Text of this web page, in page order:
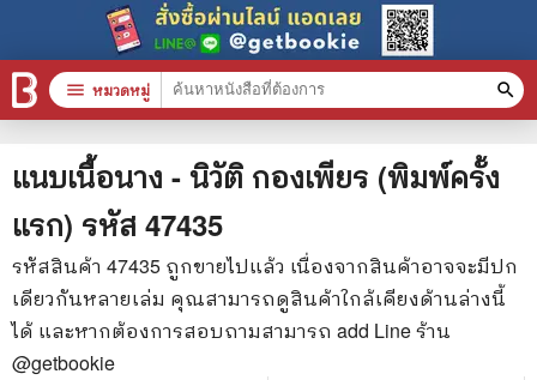
แนบเนื้อนาง - นิวัติ กองเพียร (พิมพ์ครั้ง
แรก) รหัส 47435
รหัสสินค้า 47435 ถูกขายไปแล้ว เนื่องจากสินค้าอาจจะมีปก
เดียวกันหลายเล่ม คุณสามารถดูสินค้าใกล้เคียงด้านล่างนี้
ได้ และหากต้องการสอบถามสามารถ add Line ร้าน
@getbookie
menu หมวดหมู่ search
หมวดหมู่สินค้า clear
หนังสือทั้งหมด
stars สินค้าใช้เฉพาะแต้มเท่านั้น
📚 หนังสือทั่วไป